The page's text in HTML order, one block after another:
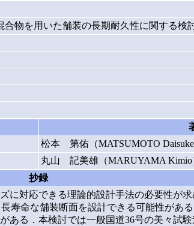
物を用いた舗装の長期耐久性に関する検
松本 第佑（MATSUMOTO Daisuke
丸山 記美雄（MARUYAMA Kimio
抄録
対応できる理論的設計手法の必要性が
寿命な舗装断面を設計できる可能性があ
る．本検討では一般国道36号の美々試